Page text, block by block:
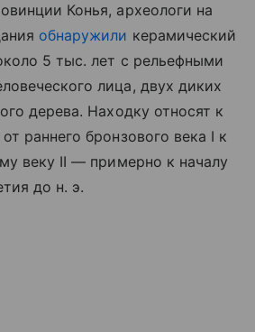
Конья, археологи на
обнаружили керамический
5 тыс. лет с рельефными
лица, двух диких
дерева. Находку относят к
раннего бронзового века I к
веку II — примерно к началу
до н. э.